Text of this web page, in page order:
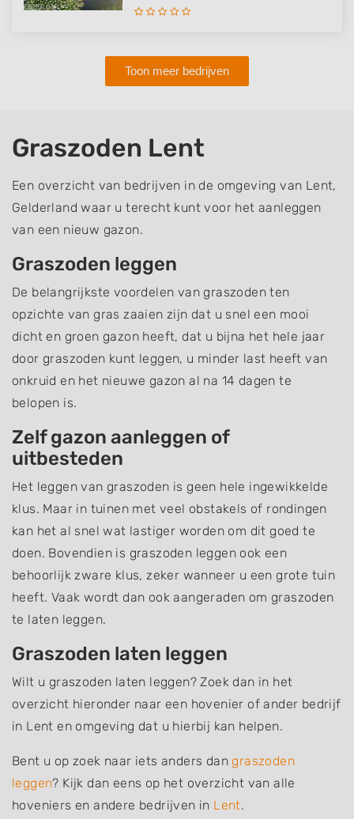
Toon meer bedrijven
Graszoden Lent
Een overzicht van bedrijven in de omgeving van Lent,
Gelderland waar u terecht kunt voor het aanleggen
van een nieuw gazon.
Graszoden leggen
De belangrijkste voordelen van graszoden ten
opzichte van gras zaaien zijn dat u snel een mooi
dicht en groen gazon heeft, dat u bijna het hele jaar
door graszoden kunt leggen, u minder last heeft van
onkruid en het nieuwe gazon al na 14 dagen te
belopen is.
Zelf gazon aanleggen of
uitbesteden
Het leggen van graszoden is geen hele ingewikkelde
klus. Maar in tuinen met veel obstakels of rondingen
kan het al snel wat lastiger worden om dit goed te
doen. Bovendien is graszoden leggen ook een
behoorlijk zware klus, zeker wanneer u een grote tuin
heeft. Vaak wordt dan ook aangeraden om graszoden
te laten leggen.
Graszoden laten leggen
Wilt u graszoden laten leggen? Zoek dan in het
overzicht hieronder naar een hovenier of ander bedrijf
in Lent en omgeving dat u hierbij kan helpen.
Bent u op zoek naar iets anders dangraszoden
leggen? Kijk dan eens op het overzicht van alle
hoveniers en andere bedrijven in Lent.